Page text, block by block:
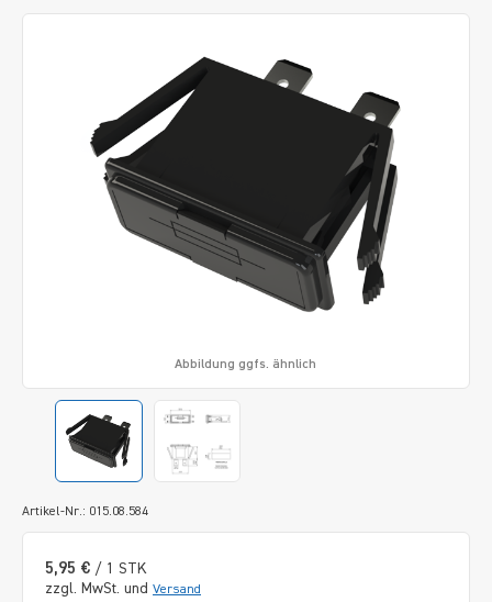
Artikel-Nr.: 015.08.584
Abbildung ggfs. ähnlich
5,95 € / 1 STK
zzgl. MwSt. und Versand